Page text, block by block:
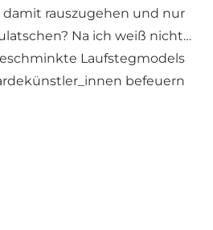
rauszugehen und nur
Na ich weiß nicht…
Laufstegmodels
befeuern